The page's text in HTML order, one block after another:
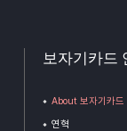
보자기카드
About 보자기카드
연혁